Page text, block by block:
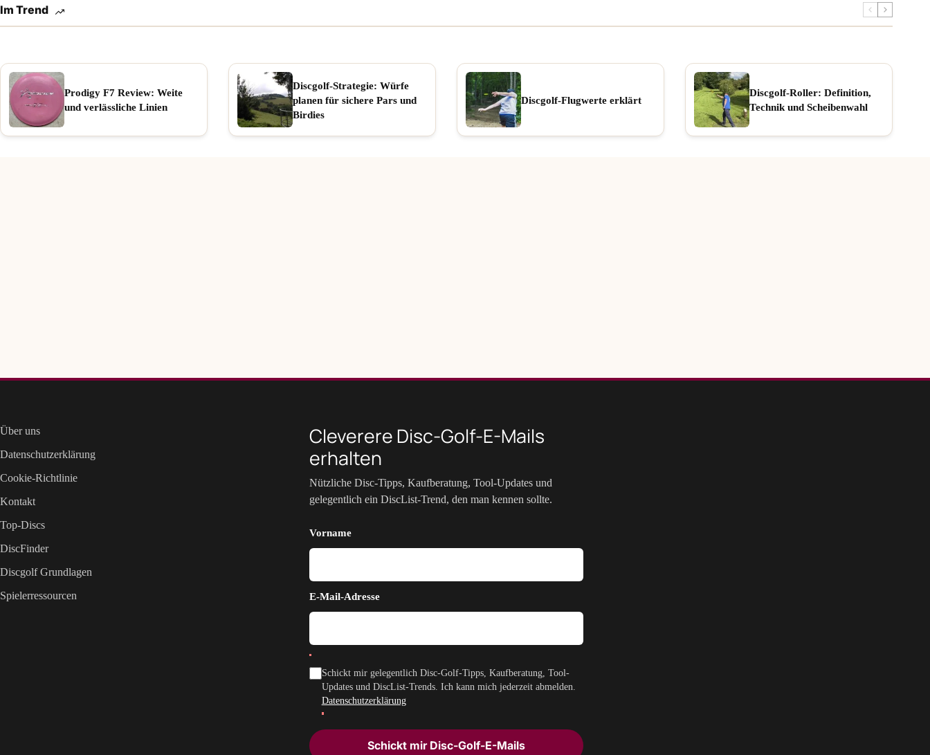
Im Trend
Prodigy F7 Review: Weite
und verlässliche Linien
Discgolf-Strategie: Würfe
planen für sichere Pars und
Birdies
Discgolf-Flugwerte erklärt
Discgolf-Roller: Definition,
Technik und Scheibenwahl
Über uns
Datenschutzerklärung
Cookie-Richtlinie
Kontakt
Top-Discs
DiscFinder
Discgolf Grundlagen
Spielerressourcen
Cleverere Disc-Golf-E-Mails
erhalten
Nützliche Disc-Tipps, Kaufberatung, Tool-Updates und
gelegentlich ein DiscList-Trend, den man kennen sollte.
Vorname
E-Mail-Adresse
Schickt mir gelegentlich Disc-Golf-Tipps, Kaufberatung, Tool-
Updates und DiscList-Trends. Ich kann mich jederzeit abmelden.
Datenschutzerklärung
Schickt mir Disc-Golf-E-Mails